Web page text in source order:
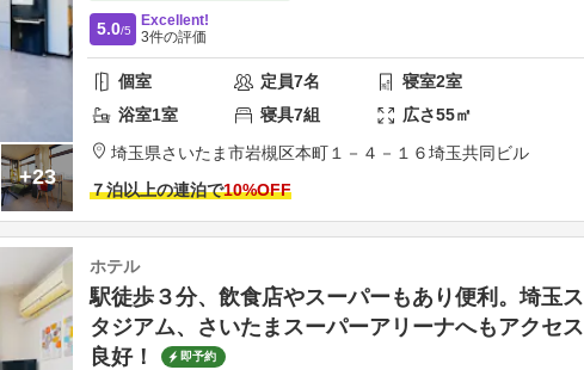
+23
5.0/5
Excellent!
3件の評価
個室 定員7名 寝室2室
浴室1室 寝具7組 広さ55㎡
埼玉県さいたま市岩槻区本町１－４－１６埼玉共同ビル
７泊以上の連泊で10%OFF
ホテル
駅徒歩３分、飲食店やスーパーもあり便利。埼玉ス
タジアム、さいたまスーパーアリーナへもアクセス
良好！
即予約